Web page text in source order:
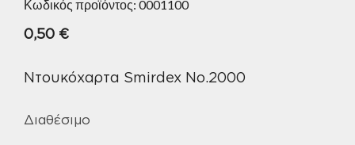
Κωδικός προϊόντος: 0001100
0,50 €
Ντουκόχαρτα Smirdex No.2000
Διαθέσιμο